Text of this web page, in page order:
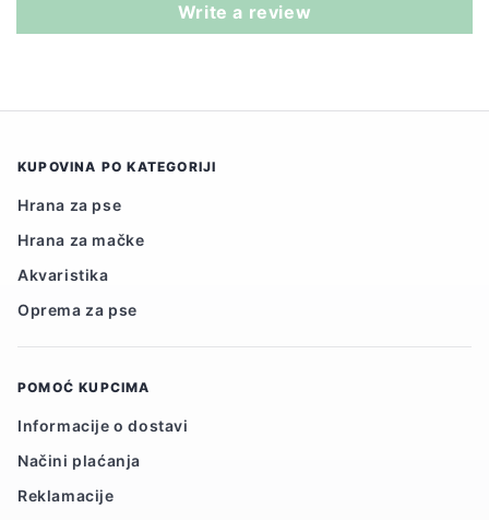
Write a review
KUPOVINA PO KATEGORIJI
Hrana za pse
Hrana za mačke
Akvaristika
Oprema za pse
POMOĆ KUPCIMA
Informacije o dostavi
Načini plaćanja
Reklamacije